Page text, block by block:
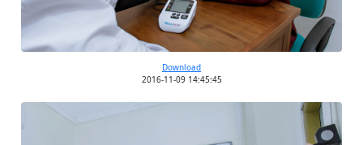
Download
2016-11-09 14:45:45